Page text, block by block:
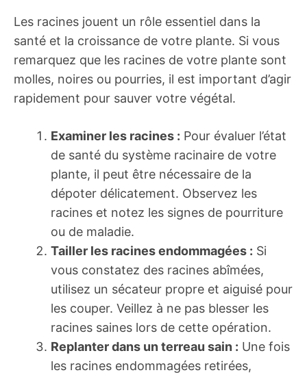
Les racines jouent un rôle essentiel dans la
santé et la croissance de votre plante. Si vous
remarquez que les racines de votre plante sont
molles, noires ou pourries, il est important d’agir
rapidement pour sauver votre végétal.
Examiner les racines : Pour évaluer l’état
de santé du système racinaire de votre
plante, il peut être nécessaire de la
dépoter délicatement. Observez les
racines et notez les signes de pourriture
ou de maladie.
Tailler les racines endommagées : Si
vous constatez des racines abîmées,
utilisez un sécateur propre et aiguisé pour
les couper. Veillez à ne pas blesser les
racines saines lors de cette opération.
Replanter dans un terreau sain : Une fois
les racines endommagées retirées,